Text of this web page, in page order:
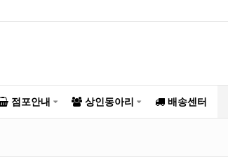
점포안내 상인동아리 배송센터